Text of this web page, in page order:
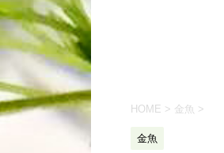
HOME > 金魚 >
金魚